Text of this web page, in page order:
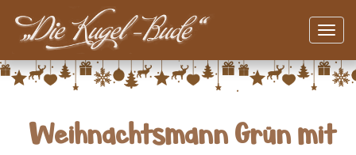
Direkt
zum
Weihnachtsmann Grün mit